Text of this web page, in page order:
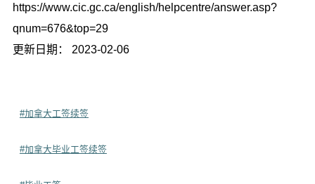
https://www.cic.gc.ca/english/helpcentre/answer.asp?
qnum=676&top=29
更新日期： 2023-02-06
#加拿大工签续签
#加拿大毕业工签续签